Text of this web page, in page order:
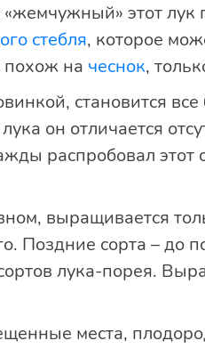
этот лук
стебля, которое
похож на чеснок,
становится
он отличается
распробовал этот
выращивается
Поздние сорта – до
лука-порея.
места,